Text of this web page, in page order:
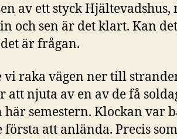
av ett styck Hjältevadshus,
och sen är det klart. Kan
är frågan.
vi raka vägen ner till
att njuta av en av de få
här semestern. Klockan var
första att anlända. Precis